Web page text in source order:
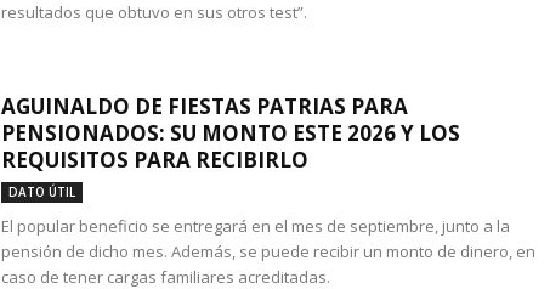
resultados que obtuvo en sus otros test”.
AGUINALDO DE FIESTAS PATRIAS PARA
PENSIONADOS: SU MONTO ESTE 2026 Y LOS
REQUISITOS PARA RECIBIRLO
DATO ÚTIL
El popular beneficio se entregará en el mes de septiembre, junto a la
pensión de dicho mes. Además, se puede recibir un monto de dinero, en
caso de tener cargas familiares acreditadas.